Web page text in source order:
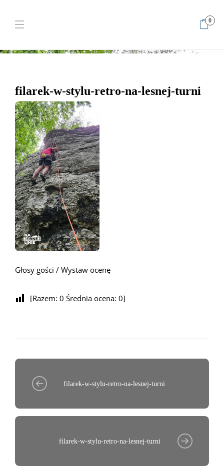
0
Home
filarek-w-stylu-retro-na-lesnej-turni
Głosy gości / Wystaw ocenę
[Razem: 0 Średnia ocena: 0]
filarek-w-stylu-retro-na-lesnej-turni
filarek-w-stylu-retro-na-lesnej-turni